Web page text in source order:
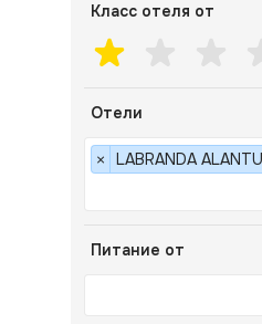
Класс отеля от
Отели
× LABRANDA ALANTUR HOTEL
Питание от